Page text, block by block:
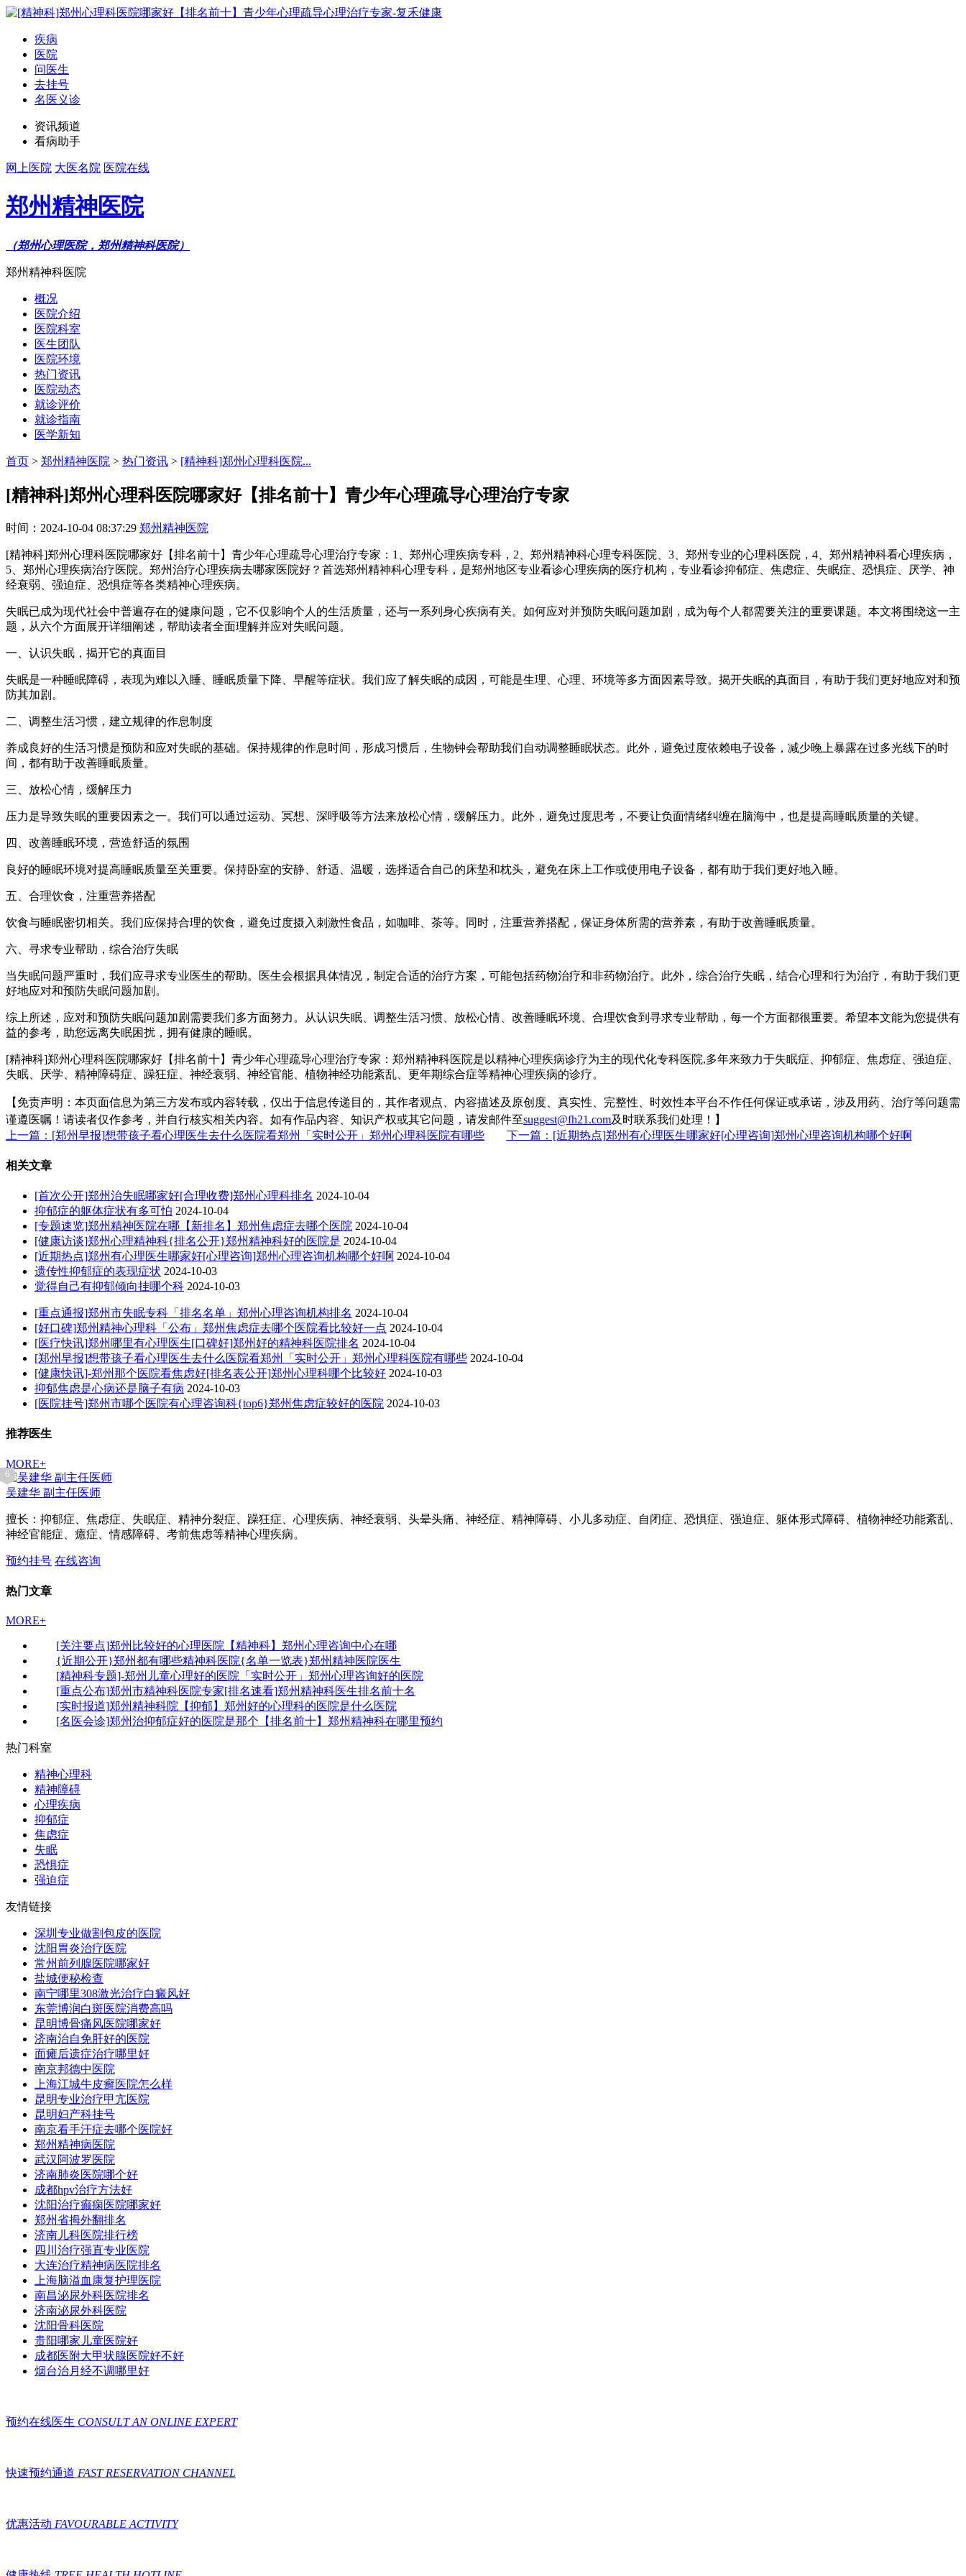
疾病
医院
问医生
去挂号
名医义诊
资讯频道
看病助手
网上医院 大医名院 医院在线
郑州精神医院
（郑州心理医院，郑州精神科医院）
郑州精神科医院
概况
医院介绍
医院科室
医生团队
医院环境
热门资讯
医院动态
就诊评价
就诊指南
医学新知
首页 > 郑州精神医院 > 热门资讯 > [精神科]郑州心理科医院...
[精神科]郑州心理科医院哪家好【排名前十】青少年心理疏导心理治疗专家
时间：2024-10-04 08:37:29 郑州精神医院
[精神科]郑州心理科医院哪家好【排名前十】青少年心理疏导心理治疗专家：1、郑州心理疾病专科，2、郑州精神科心理专科医院、3、郑州专业的心理科医院，4、郑州精神科看心理疾病，
5、郑州心理疾病治疗医院。郑州治疗心理疾病去哪家医院好？首选郑州精神科心理专科，是郑州地区专业看诊心理疾病的医疗机构，专业看诊抑郁症、焦虑症、失眠症、恐惧症、厌学、神
经衰弱、强迫症、恐惧症等各类精神心理疾病。
失眠已成为现代社会中普遍存在的健康问题，它不仅影响个人的生活质量，还与一系列身心疾病有关。如何应对并预防失眠问题加剧，成为每个人都需要关注的重要课题。本文将围绕这一主
题，从六个方面展开详细阐述，帮助读者全面理解并应对失眠问题。
一、认识失眠，揭开它的真面目
失眠是一种睡眠障碍，表现为难以入睡、睡眠质量下降、早醒等症状。我们应了解失眠的成因，可能是生理、心理、环境等多方面因素导致。揭开失眠的真面目，有助于我们更好地应对和预
防其加剧。
二、调整生活习惯，建立规律的作息制度
养成良好的生活习惯是预防和应对失眠的基础。保持规律的作息时间，形成习惯后，生物钟会帮助我们自动调整睡眠状态。此外，避免过度依赖电子设备，减少晚上暴露在过多光线下的时
间，都有助于改善睡眠质量。
三、放松心情，缓解压力
压力是导致失眠的重要因素之一。我们可以通过运动、冥想、深呼吸等方法来放松心情，缓解压力。此外，避免过度思考，不要让负面情绪纠缠在脑海中，也是提高睡眠质量的关键。
四、改善睡眠环境，营造舒适的氛围
良好的睡眠环境对提高睡眠质量至关重要。保持卧室的安静、舒适、温暖，选择适合自己的床垫和枕头，避免在床上工作或使用电子设备，都有助于我们更好地入睡。
五、合理饮食，注重营养搭配
饮食与睡眠密切相关。我们应保持合理的饮食，避免过度摄入刺激性食品，如咖啡、茶等。同时，注重营养搭配，保证身体所需的营养素，有助于改善睡眠质量。
六、寻求专业帮助，综合治疗失眠
当失眠问题严重时，我们应寻求专业医生的帮助。医生会根据具体情况，制定合适的治疗方案，可能包括药物治疗和非药物治疗。此外，综合治疗失眠，结合心理和行为治疗，有助于我们更
好地应对和预防失眠问题加剧。
综上所述，应对和预防失眠问题加剧需要我们多方面努力。从认识失眠、调整生活习惯、放松心情、改善睡眠环境、合理饮食到寻求专业帮助，每一个方面都很重要。希望本文能为您提供有
益的参考，助您远离失眠困扰，拥有健康的睡眠。
[精神科]郑州心理科医院哪家好【排名前十】青少年心理疏导心理治疗专家：郑州精神科医院是以精神心理疾病诊疗为主的现代化专科医院,多年来致力于失眠症、抑郁症、焦虑症、强迫症、
失眠、厌学、精神障碍症、躁狂症、神经衰弱、神经官能、植物神经功能紊乱、更年期综合症等精神心理疾病的诊疗。
【免责声明：本页面信息为第三方发布或内容转载，仅出于信息传递目的，其作者观点、内容描述及原创度、真实性、完整性、时效性本平台不作任何保证或承诺，涉及用药、治疗等问题需
谨遵医嘱！请读者仅作参考，并自行核实相关内容。如有作品内容、知识产权或其它问题，请发邮件至suggest@fh21.com及时联系我们处理！】
上一篇：[郑州早报]想带孩子看心理医生去什么医院看郑州「实时公开」郑州心理科医院有哪些
下一篇：[近期热点]郑州有心理医生哪家好[心理咨询]郑州心理咨询机构哪个好啊
相关文章
[首次公开]郑州治失眠哪家好[合理收费]郑州心理科排名 2024-10-04
抑郁症的躯体症状有多可怕 2024-10-04
[专题速览]郑州精神医院在哪【新排名】郑州焦虑症去哪个医院 2024-10-04
[健康访谈]郑州心理精神科{排名公开}郑州精神科好的医院是 2024-10-04
[近期热点]郑州有心理医生哪家好[心理咨询]郑州心理咨询机构哪个好啊 2024-10-04
遗传性抑郁症的表现症状 2024-10-03
觉得自己有抑郁倾向挂哪个科 2024-10-03
[重点通报]郑州市失眠专科「排名名单」郑州心理咨询机构排名 2024-10-04
[好口碑]郑州精神心理科「公布」郑州焦虑症去哪个医院看比较好一点 2024-10-04
[医疗快讯]郑州哪里有心理医生[口碑好]郑州好的精神科医院排名 2024-10-04
[郑州早报]想带孩子看心理医生去什么医院看郑州「实时公开」郑州心理科医院有哪些 2024-10-04
[健康快讯]-郑州那个医院看焦虑好[排名表公开]郑州心理科哪个比较好 2024-10-03
抑郁焦虑是心病还是脑子有病 2024-10-03
[医院挂号]郑州市哪个医院有心理咨询科{top6}郑州焦虑症较好的医院 2024-10-03
推荐医生
MORE+
吴建华 副主任医师
擅长：抑郁症、焦虑症、失眠症、精神分裂症、躁狂症、心理疾病、神经衰弱、头晕头痛、神经症、精神障碍、小儿多动症、自闭症、恐惧症、强迫症、躯体形式障碍、植物神经功能紊乱、
神经官能症、癔症、情感障碍、考前焦虑等精神心理疾病。
预约挂号 在线咨询
热门文章
MORE+
1
[关注要点]郑州比较好的心理医院【精神科】郑州心理咨询中心在哪
2
{近期公开}郑州都有哪些精神科医院{名单一览表}郑州精神医院医生
3
[精神科专题]-郑州儿童心理好的医院「实时公开」郑州心理咨询好的医院
4
[重点公布]郑州市精神科医院专家[排名速看]郑州精神科医生排名前十名
5
[实时报道]郑州精神科院【抑郁】郑州好的心理科的医院是什么医院
6
[名医会诊]郑州治抑郁症好的医院是那个【排名前十】郑州精神科在哪里预约
热门科室
精神心理科
精神障碍
心理疾病
抑郁症
焦虑症
失眠
恐惧症
强迫症
友情链接
深圳专业做割包皮的医院
沈阳胃炎治疗医院
常州前列腺医院哪家好
盐城便秘检查
南宁哪里308激光治疗白癜风好
东莞博润白斑医院消费高吗
昆明博骨痛风医院哪家好
济南治自免肝好的医院
面瘫后遗症治疗哪里好
南京邦德中医院
上海江城牛皮癣医院怎么样
昆明专业治疗甲亢医院
昆明妇产科挂号
南京看手汗症去哪个医院好
郑州精神病医院
武汉阿波罗医院
济南肺炎医院哪个好
成都hpv治疗方法好
沈阳治疗癫痫医院哪家好
郑州省拇外翻排名
济南儿科医院排行榜
四川治疗强直专业医院
大连治疗精神病医院排名
上海脑溢血康复护理医院
南昌泌尿外科医院排名
济南泌尿外科医院
沈阳骨科医院
贵阳哪家儿童医院好
成都医附大甲状腺医院好不好
烟台治月经不调哪里好
预约在线医生 CONSULT AN ONLINE EXPERT
快速预约通道 FAST RESERVATION CHANNEL
优惠活动 FAVOURABLE ACTIVITY